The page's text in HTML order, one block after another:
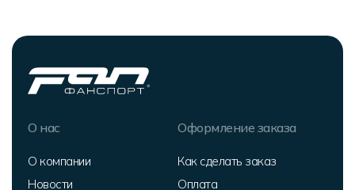
О нас
О компании
Новости
Оформление заказа
Как сделать заказ
Оплата